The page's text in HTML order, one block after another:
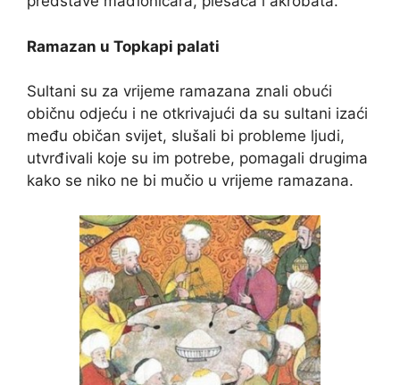
Ramazan u Topkapi palati
Sultani su za vrijeme ramazana znali obući
običnu odjeću i ne otkrivajući da su sultani izaći
među običan svijet, slušali bi probleme ljudi,
utvrđivali koje su im potrebe, pomagali drugima
kako se niko ne bi mučio u vrijeme ramazana.